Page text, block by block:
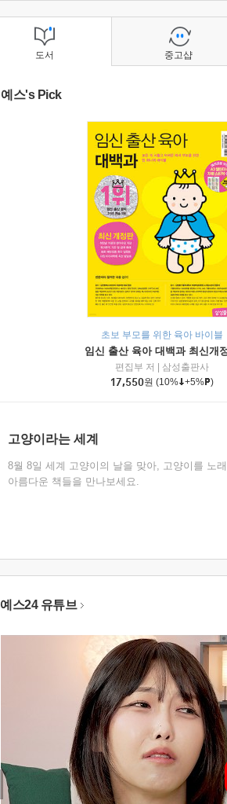
도서
예스's Pick
초보 부모를 위한 육아 바이블
임신 출산 육아 대백과 최신개
편집부 저
삼성출판사
17,550원 (10% +5% )
고양이라는 세계
8월 8일 세계 고양이의 날을 맞아, 고양이를 노
아름다운 책들을 만나보세요.
중고샵
예스24 유튜브